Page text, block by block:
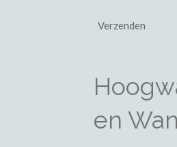
Verzenden
en